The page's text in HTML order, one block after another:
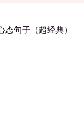
态句子（超经典）